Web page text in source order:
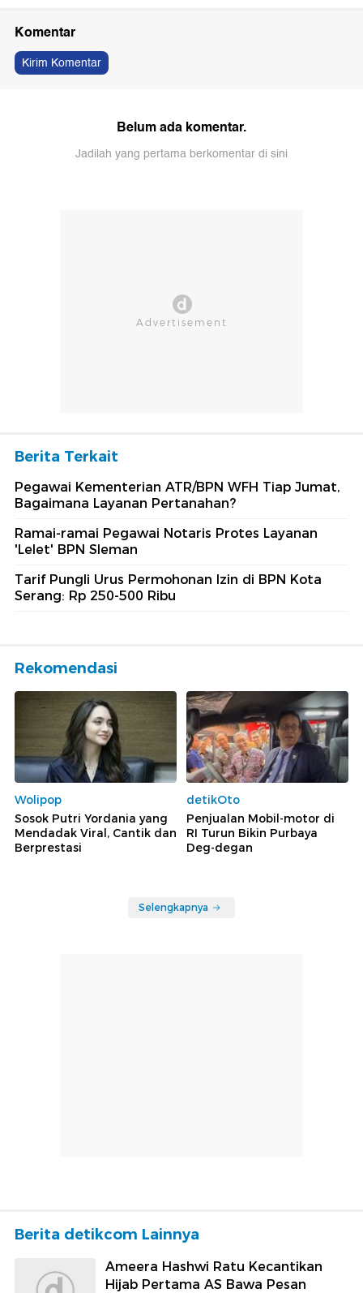
Komentar
Kirim Komentar
Belum ada komentar.
Jadilah yang pertama berkomentar di sini
Berita Terkait
Pegawai Kementerian ATR/BPN WFH Tiap Jumat,
Bagaimana Layanan Pertanahan?
Ramai-ramai Pegawai Notaris Protes Layanan
'Lelet' BPN Sleman
Tarif Pungli Urus Permohonan Izin di BPN Kota
Serang: Rp 250-500 Ribu
Rekomendasi
Wolipop
Sosok Putri Yordania yang
Mendadak Viral, Cantik dan
Berprestasi
detikOto
Penjualan Mobil-motor di
RI Turun Bikin Purbaya
Deg-degan
Selengkapnya
Berita detikcom Lainnya
Ameera Hashwi Ratu Kecantikan
Hijab Pertama AS Bawa Pesan